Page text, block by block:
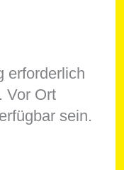
erforderlich
Vor Ort
sein.